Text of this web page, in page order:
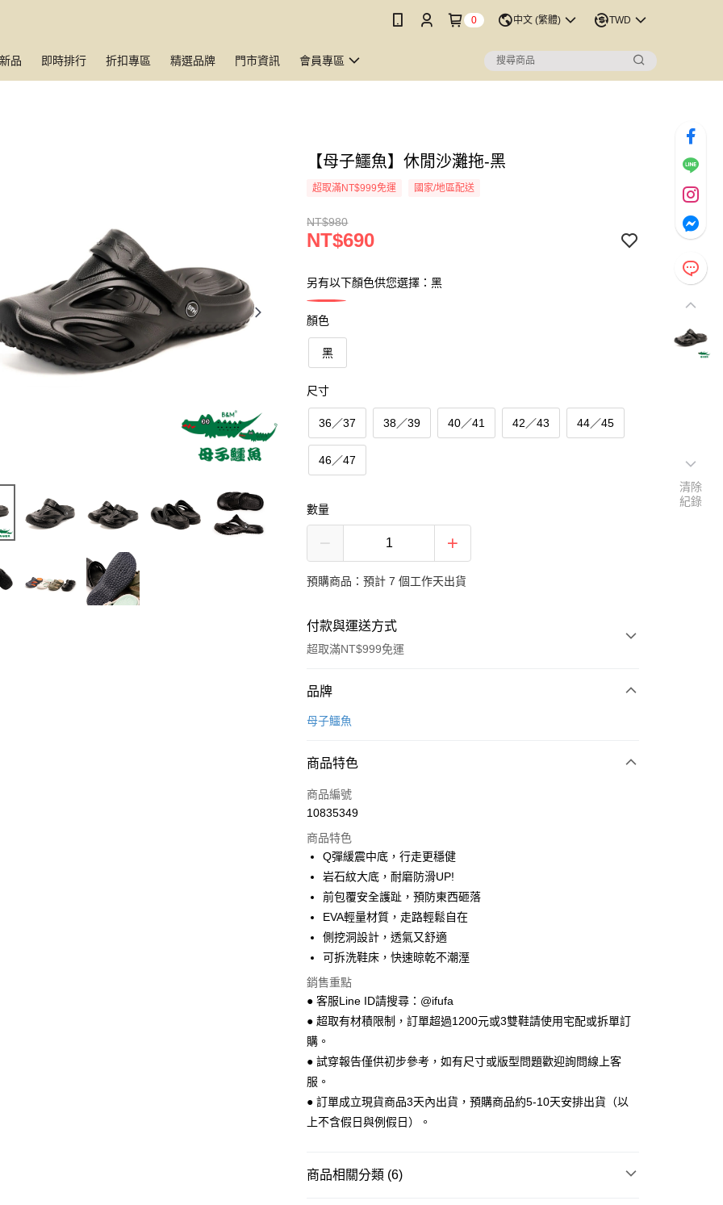
0 中文 (繁體) TWD
品 即時排行 折扣專區 精選品牌 門市資訊 會員專區
【母子鱷魚】休閒沙灘拖-黑
超取滿NT$999免運 國家/地區配送
NT$980
NT$690
另有以下顏色供您選擇：黑
顏色
黑
尺寸
36／37 38／39 40／41 42／43 44／45
46／47
數量
預購商品：預計 7 個工作天出貨
付款與運送方式
超取滿NT$999免運
付款方式
信用卡一次付款
Apple Pay
街口支付
悠遊付
Google Pay
全盈+PAY
AFTEE先享後付
相關說明
【關於「AFTEE先享後付」】
AFTEE先享後付是「在收到商品之後才付款」的支付方式。 讓您購物簡單
便利好安心！
１．簡單：不需註冊會員、不需綁卡、不需儲值。
３．安心：先確認商品／服務後，再付款。
【「AFTEE先享後付」結帳流程】
１．於結帳方式選擇「AFTEE先享後付」後，將跳轉至「AFTEE先享後
付」結帳頁面，進行簡訊認證並確認金額後，即可完成結帳。
／ATM／網路銀行／等多元方式進行付款，方視為交易完成。
※ 請注意：結帳手續完成當下不需立刻繳費，但若您需要取消訂單，請聯
ATM付款
運送方式
全家 取貨付款
每筆NT$70，滿NT$999(含以上)免運費
品牌
母子鱷魚
商品特色
商品編號
10835349
商品特色
Q彈緩震中底，行走更穩健
岩石紋大底，耐磨防滑UP!
前包覆安全護趾，預防東西砸落
EVA輕量材質，走路輕鬆自在
側挖洞設計，透氣又舒適
可拆洗鞋床，快速晾乾不潮溼
銷售重點
● 客服Line ID請搜尋：@ifufa
● 超取有材積限制，訂單超過1200元或3雙鞋請使用宅配或拆單訂
購。
● 試穿報告僅供初步參考，如有尺寸或版型問題歡迎詢問線上客
服。
● 訂單成立現貨商品3天內出貨，預購商品約5-10天安排出貨（以
上不含假日與例假日）。
商品相關分類 (6)
清除
紀錄